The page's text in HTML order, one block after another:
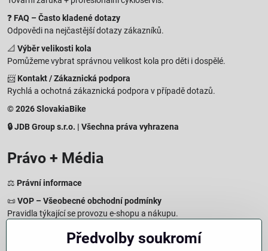
❓ FAQ – Často kladené dotazy
Odpovědi na nejčastější dotazy zákazníků.
📐 Výběr velikosti kola
Pomůžeme vybrat správnou velikost kola pro děti i dospělé.
📨 Kontakt / Zákaznická podpora
Rychlá a ochotná zákaznická podpora v případě dotazů.
© 2026 SlovakiaBike
🔒 JDB Group s.r.o. | Všechna práva vyhrazena
Právo + Média
⚖️ Právní informace
📜VOP – Všeobecné obchodní podmínky
Pravidla týkající se provozu e-shopu a nákupu.
Zásady zpracování osobních údajů
Jak chráníme a zpracováváme vaše osobní údaje.
Předvolby soukromí